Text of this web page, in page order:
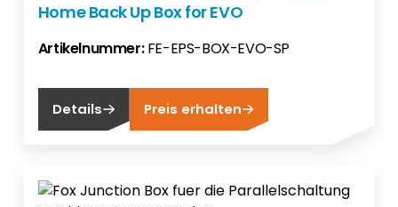
Home Back Up Box for EVO
Artikelnummer:FE-EPS-BOX-EVO-SP
Details Preis erhalten